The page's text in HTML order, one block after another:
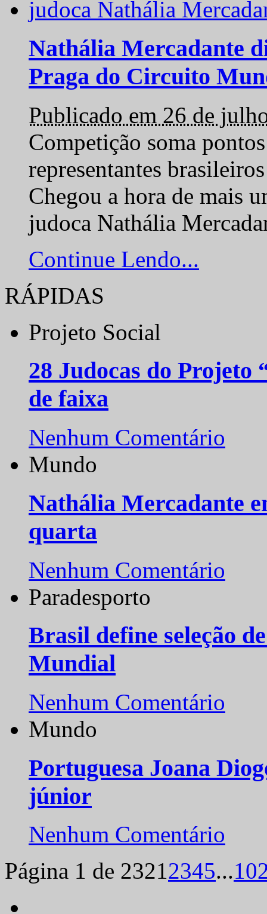
Nathália Mercadante
Praga do Circuito
Publicado em 26 de
Competição soma
representantes
Chegou a hora de mais
judoca Nathália
Continue Lendo...
RÁPIDAS
Projeto Social
28 Judocas do
de faixa
Nenhum Comentário
Mundo
Nathália Mercadante
quarta
Nenhum Comentário
Paradesporto
Brasil define seleção
Mundial
Nenhum Comentário
Mundo
Portuguesa Joana
júnior
Nenhum Comentário
Página 1 de 23212345...10